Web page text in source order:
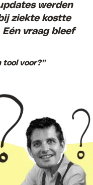
werden
ziekte kostte
vraag bleef
tool voor?”